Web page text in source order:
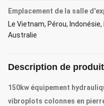
Emplacement de la salle
Le Vietnam, Pérou,
Australie
Description de produit
150kw équipement
vibroplots colonnes en